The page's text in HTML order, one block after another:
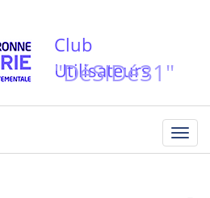
Club
Utilisateurs
"DéSIDé31"
Menu